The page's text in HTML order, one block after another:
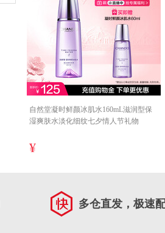
自然堂凝时鲜颜冰肌水160mL滋润型保
湿爽肤水淡化细纹七夕情人节礼物
¥
多仓直发，极速